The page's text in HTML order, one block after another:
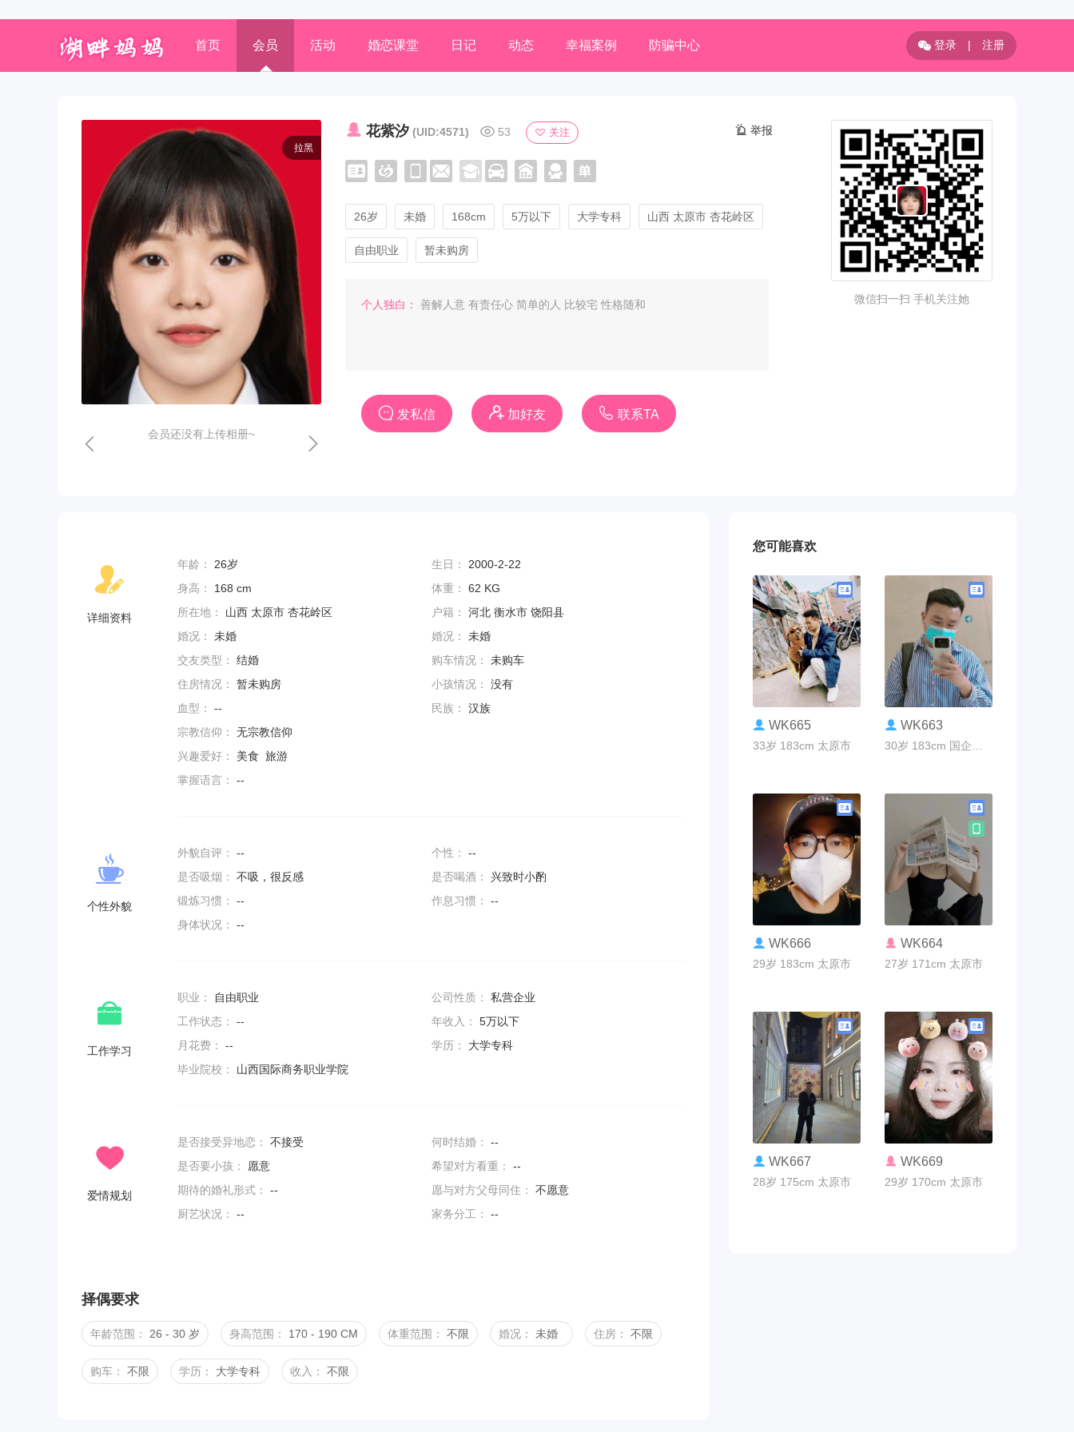
首页 会员 活动 婚恋课堂 日记 动态 幸福案例 防骗中心 登录 | 注册
拉黑
会员还没有上传相册~
花紫汐 (UID:4571) 53 关注 举报
26岁 未婚 168cm 5万以下 大学专科 山西 太原市 杏花岭区
自由职业 暂未购房
个人独白： 善解人意 有责任心 简单的人 比较宅 性格随和
发私信 加好友 联系TA
微信扫一扫 手机关注她
详细资料
年龄： 26岁 生日：
2000-2-22
身高：
168 cm 体重：
62 KG
所在地：
山西 太原市 杏花岭区 户籍：
河北 衡水市 饶阳县
婚况：
未婚 婚况：
未婚
交友类型：
结婚 购车情况：
未购车
住房情况：
暂未购房 小孩情况：
没有
血型：
-- 民族：
汉族
宗教信仰：
无宗教信仰
兴趣爱好：
美食 旅游
掌握语言：
--
个性外貌
外貌自评： -- 个性：
--
是否吸烟：
不吸，很反感 是否喝酒：
兴致时小酌
锻炼习惯：
-- 作息习惯：
--
身体状况：
--
工作学习
职业： 自由职业 公司性质：
私营企业
工作状态：
-- 年收入：
5万以下
月花费：
-- 学历：
大学专科
毕业院校：
山西国际商务职业学院
爱情规划
是否接受异地恋： 不接受 何时结婚：
--
是否要小孩：
愿意 希望对方看重：
--
期待的婚礼形式：
-- 愿与对方父母同住：
不愿意
厨艺状况：
-- 家务分工： --
择偶要求
年龄范围： 26 - 30 岁 身高范围： 170 - 190 CM 体重范围： 不限 婚况： 未婚 住房： 不限
购车： 不限 学历： 大学专科 收入： 不限
您可能喜欢
联系TA
WK665
33岁 183cm 太原市
联系TA
WK663
联系TA
WK666
29岁 183cm 太原市
联系TA
WK664
27岁 171cm 太原市
联系TA
WK667
28岁 175cm 太原市
联系TA
WK669
29岁 170cm 太原市